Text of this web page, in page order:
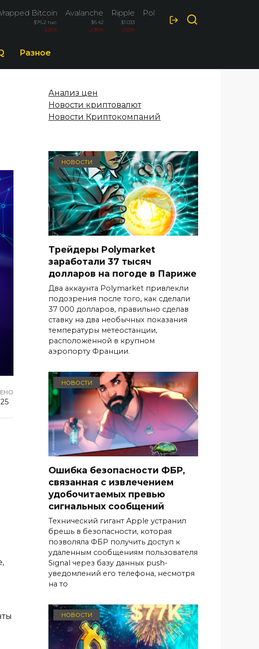
Bitcoin
$76.2 тыс.
-3.26%
Avalanche
$6.42
-2.90%
Ripple
$1.033
-2.50%
Polkadot
$0.82
Разное
Анализ цен
Новости криптовалют
Новости Криптокомпаний
НОВОСТИ
Трейдеры Polymarket
заработали 37 тысяч
долларов на погоде в Париже
Два аккаунта Polymarket привлекли
подозрения после того, как сделали
37 000 долларов, правильно сделав
ставку на два необычных показания
температуры метеостанции,
расположенной в крупном
аэропорту Франции.
НОВОСТИ
Ошибка безопасности ФБР,
связанная с извлечением
удобочитаемых превью
сигнальных сообщений
Технический гигант Apple устранил
брешь в безопасности, которая
позволяла ФБР получить доступ к
удаленным сообщениям пользователя
Signal через базу данных push-
уведомлений его телефона, несмотря
на то
НОВОСТИ